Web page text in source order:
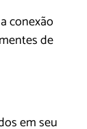
conexão
de
em seu